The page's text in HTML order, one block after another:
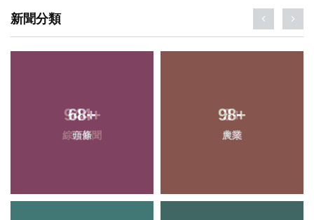
新聞分類
68+
頭條
98+
農業